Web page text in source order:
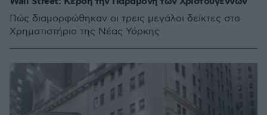
Πώς διαμορφώθηκαν οι τρεις μεγάλοι δείκτες στο
Χρηματιστήριο της Νέας Υόρκης